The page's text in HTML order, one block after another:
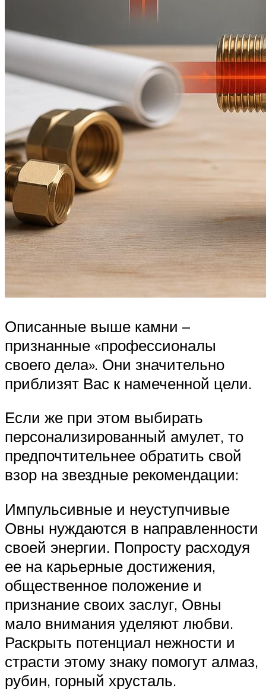
Описанные выше камни –
признанные «профессионалы
своего дела». Они значительно
приблизят Вас к намеченной цели.
Если же при этом выбирать
персонализированный амулет, то
предпочтительнее обратить свой
взор на звездные рекомендации:
Импульсивные и неуступчивые
Овны нуждаются в направленности
своей энергии. Попросту расходуя
ее на карьерные достижения,
общественное положение и
признание своих заслуг, Овны
мало внимания уделяют любви.
Раскрыть потенциал нежности и
страсти этому знаку помогут алмаз,
рубин, горный хрусталь.